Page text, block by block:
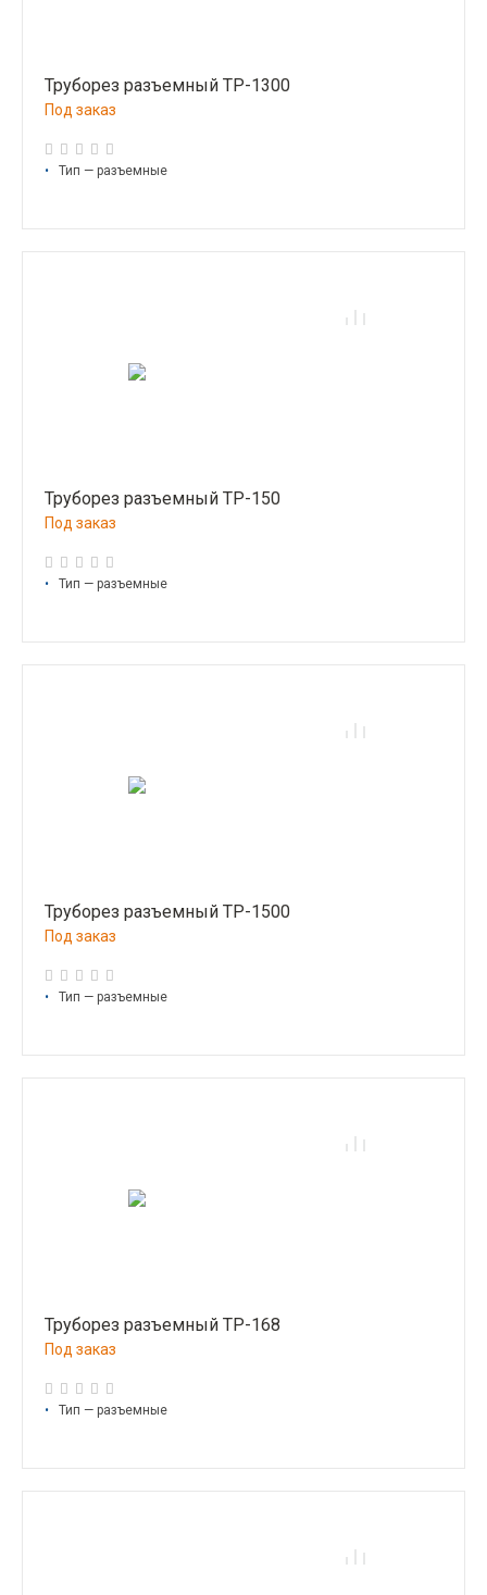
Труборез разъемный ТР-1300
Под заказ
• Тип — разъемные
Труборез разъемный ТР-150
Под заказ
• Тип — разъемные
Труборез разъемный ТР-1500
Под заказ
• Тип — разъемные
Труборез разъемный ТР-168
Под заказ
• Тип — разъемные